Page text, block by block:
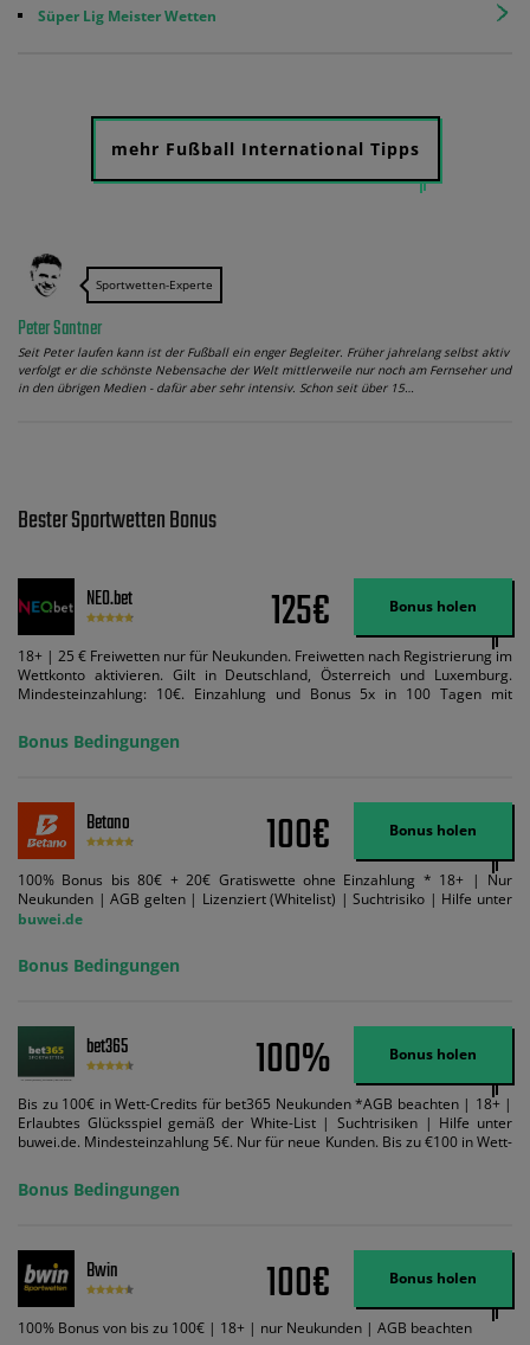
Süper Lig Meister Wetten
mehr Fußball International Tipps
Sportwetten-Experte
Peter Santner
Seit Peter laufen kann ist der Fußball ein enger Begleiter. Früher jahrelang selbst aktiv
verfolgt er die schönste Nebensache der Welt mittlerweile nur noch am Fernseher und
in den übrigen Medien - dafür aber sehr intensiv. Schon seit über 15…
Bester Sportwetten Bonus
NEO.bet 125€ Bonus holen
18+ | 25 € Freiwetten nur für Neukunden. Freiwetten nach Registrierung im
Wettkonto aktivieren. Gilt in Deutschland, Österreich und Luxemburg.
Mindesteinzahlung: 10€. Einzahlung und Bonus 5x in 100 Tagen mit
Bedingungen können geändert werden. AGB gelten. Lizenziert; Hilfe bei
Suchtrisiken: buwei.de.
Bonus Bedingungen
Betano 100€ Bonus holen
100% Bonus bis 80€ + 20€ Gratiswette ohne Einzahlung * 18+ | Nur
Neukunden | AGB gelten | Lizenziert (Whitelist) | Suchtrisiko | Hilfe unter
buwei.de
Bonus Bedingungen
bet365 100% Bonus holen
Bis zu 100€ in Wett-Credits für bet365 Neukunden *AGB beachten | 18+ |
Erlaubtes Glücksspiel gemäß der White-List | Suchtrisiken | Hilfe unter
buwei.de. Mindesteinzahlung 5€. Nur für neue Kunden. Bis zu €100 in Wett-
ein und wir geben Ihnen die entsprechende qualifizierende Einzahlung in
Wett-Credits, wenn Sie qualifizierende Wetten im gleichen Wert platzieren
Wett-Credits aus. Es gelten die AGB, Zeitlimits und Ausnahmen. Der Bonus-
Code VIPANGEBOT kann während der Anmeldung benutzt werden, jedoch
ändert dies den Angebotsbetrag in keinster Weise.
Bonus Bedingungen
Bwin 100€ Bonus holen
100% Bonus von bis zu 100€ | 18+ | nur Neukunden | AGB beachten